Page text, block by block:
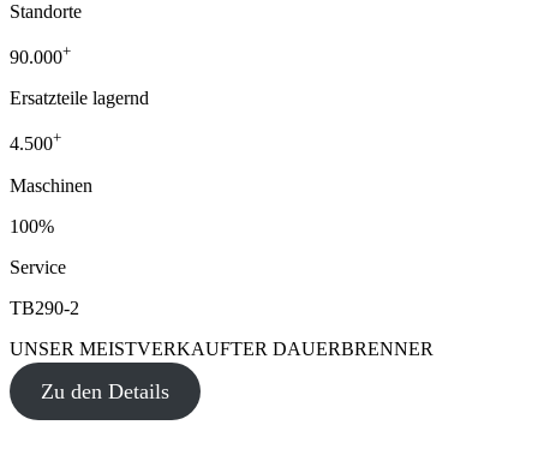
Standorte
90.000+
Ersatzteile lagernd
4.500+
Maschinen
100%
Service
TB290-2
UNSER MEISTVERKAUFTER DAUERBRENNER
Zu den Details